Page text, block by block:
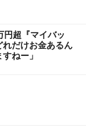
円超『マイバッ
だけお金あるん
ねー」